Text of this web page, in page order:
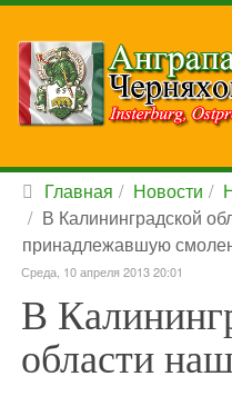
Главная Новости
В Калининградской
принадлежавшую
Среда, 10 апреля 2013 20:01
В
области